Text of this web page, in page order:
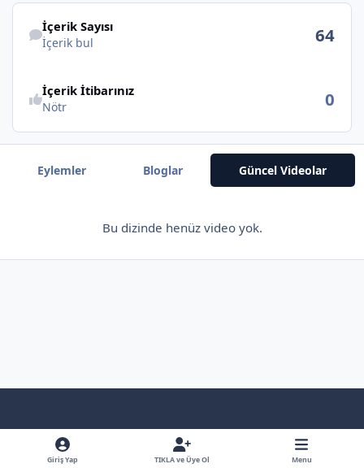
İçerik bul
İçerik Sayısı
İçerik bul 64
İçerik İtibarınız
Nötr 0
Eylemler Bloglar Güncel Videolar
Bu dizinde henüz video yok.
Light ModeDark Mode
y
o
Giriş Yap TIKLA ve Üye Ol Menu